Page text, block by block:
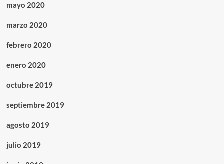
mayo 2020
marzo 2020
febrero 2020
enero 2020
octubre 2019
septiembre 2019
agosto 2019
julio 2019